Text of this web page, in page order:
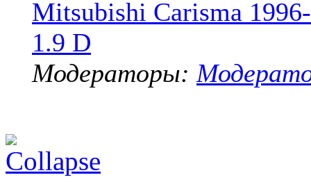
Mitsubishi Carisma
1.9 D
Модераторы: